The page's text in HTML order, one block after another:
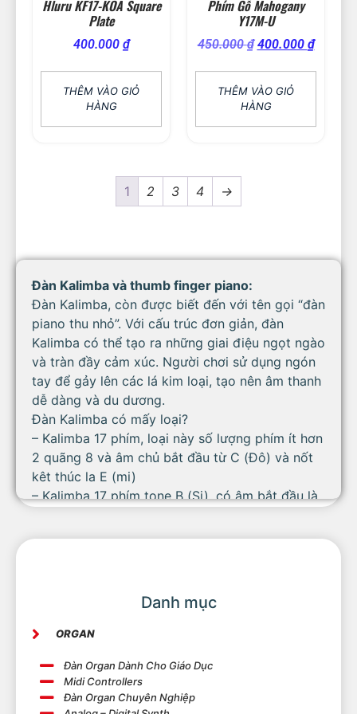
Danh mục
ORGAN
Đàn Organ Dành Cho Giáo Dục
Midi Controllers
Đàn Organ Chuyên Nghiệp
Hluru KF17-KOA Square
Plate
400.000 ₫
THÊM VÀO GIỎ
HÀNG
Phím Gỗ Mahogany
Y17M-U
450.000₫ 400.000 ₫
THÊM VÀO GIỎ
HÀNG
1 2 3 4 →
Đàn Kalimba và thumb finger piano:
Đàn Kalimba, còn được biết đến với tên gọi “đàn
piano thu nhỏ”. Với cấu trúc đơn giản, đàn
Kalimba có thể tạo ra những giai điệu ngọt ngào
và tràn đầy cảm xúc. Người chơi sử dụng ngón
tay để gảy lên các lá kim loại, tạo nên âm thanh
dễ dàng và du dương.
Đàn Kalimba có mấy loại?
– Kalimba 17 phím, loại này số lượng phím ít hơn
2 quãng 8 và âm chủ bắt đầu từ C (Đô) và nốt
kêt thúc la E (mi)
– Kalimba 17 phím tone B (Si), có âm bắt đầu là
khi biểu diễn hoặc thu âm để khuếch đại âm
thanh
Sự Đa Dạng của Sản Phẩm:
Chúng tôi mang đến cho khách hàng sự đa
dạng về mẫu mã và kích thước của đàn Kalimba.